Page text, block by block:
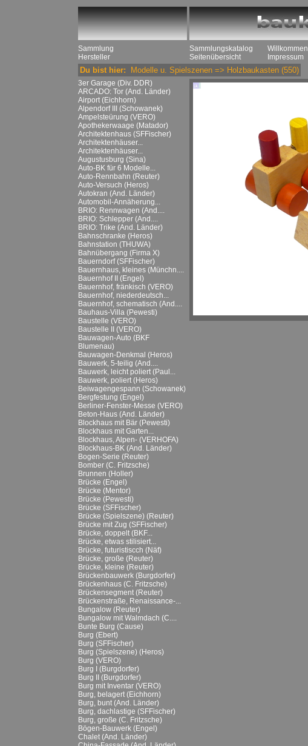
Sammlung
Hersteller
Sammlungskatalog
Seitenübersicht
Willkommen
Impressum
Du bist hier: Modelle u. Spielszenen => Holzbaukasten (550)
3er Garage (Div. DDR)
ARCADO: Tor (And. Länder)
Airport (Eichhorn)
Alpendorf III (Schowanek)
Ampelsteürung (VERO)
Apothekerwaage (Matador)
Architektenhaus (SFFischer)
Architektenhäuser...
Architektenhäuser...
Augustusburg (Sina)
Auto-BK für 6 Modelle...
Auto-Rennbahn (Reuter)
Auto-Versuch (Heros)
Autokran (And. Länder)
Automobil-Annäherung...
BRIO: Rennwagen (And....
BRIO: Schlepper (And....
BRIO: Trike (And. Länder)
Bahnschranke (Heros)
Bahnstation (THUWA)
Bahnübergang (Firma X)
Bauerndorf (SFFischer)
Bauernhaus, kleines (Münchn....
Bauernhof II (Engel)
Bauernhof, fränkisch (VERO)
Bauernhof, niederdeutsch...
Bauernhof, schematisch (And....
Bauhaus-Villa (Pewesti)
Baustelle (VERO)
Baustelle II (VERO)
Bauwagen-Auto (BKF
Blumenau)
Bauwagen-Denkmal (Heros)
Bauwerk, 5-teilig (And....
Bauwerk, leicht poliert (Paul...
Bauwerk, poliert (Heros)
Beiwagengespann (Schowanek)
Bergfestung (Engel)
Berliner-Fenster-Messe (VERO)
Beton-Haus (And. Länder)
Blockhaus mit Bär (Pewesti)
Blockhaus mit Garten...
Blockhaus, Alpen- (VERHOFA)
Blockhaus-BK (And. Länder)
Bogen-Serie (Reuter)
Bomber (C. Fritzsche)
Brunnen (Holler)
Brücke (Engel)
Brücke (Mentor)
Brücke (Pewesti)
Brücke (SFFischer)
Brücke (Spielszene) (Reuter)
Brücke mit Zug (SFFischer)
Brücke, doppelt (BKF...
Brücke, etwas stilisiert...
Brücke, futuristiscch (Näf)
Brücke, große (Reuter)
Brücke, kleine (Reuter)
Brückenbauwerk (Burgdorfer)
Brückenhaus (C. Fritzsche)
Brückensegment (Reuter)
Brückenstraße, Renaissance-...
Bungalow (Reuter)
Bungalow mit Walmdach (C....
Bunte Burg (Cause)
Burg (Ebert)
Burg (SFFischer)
Burg (Spielszene) (Heros)
Burg (VERO)
Burg I (Burgdorfer)
Burg II (Burgdorfer)
Burg mit Inventar (VERO)
Burg, belagert (Eichhorn)
Burg, bunt (And. Länder)
Burg, dachlastige (SFFischer)
Burg, große (C. Fritzsche)
Bögen-Bauwerk (Engel)
Chalet (And. Länder)